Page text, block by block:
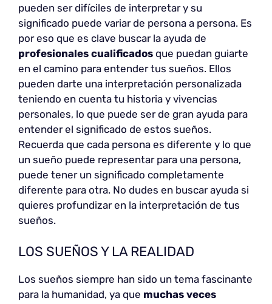
pueden ser difíciles de interpretar y su
significado puede variar de persona a persona. Es
por eso que es clave buscar la ayuda de
profesionales cualificados que puedan guiarte
en el camino para entender tus sueños. Ellos
pueden darte una interpretación personalizada
teniendo en cuenta tu historia y vivencias
personales, lo que puede ser de gran ayuda para
entender el significado de estos sueños.
Recuerda que cada persona es diferente y lo que
un sueño puede representar para una persona,
puede tener un significado completamente
diferente para otra. No dudes en buscar ayuda si
quieres profundizar en la interpretación de tus
sueños.
LOS SUEÑOS Y LA REALIDAD
Los sueños siempre han sido un tema fascinante
para la humanidad, ya que muchas veces